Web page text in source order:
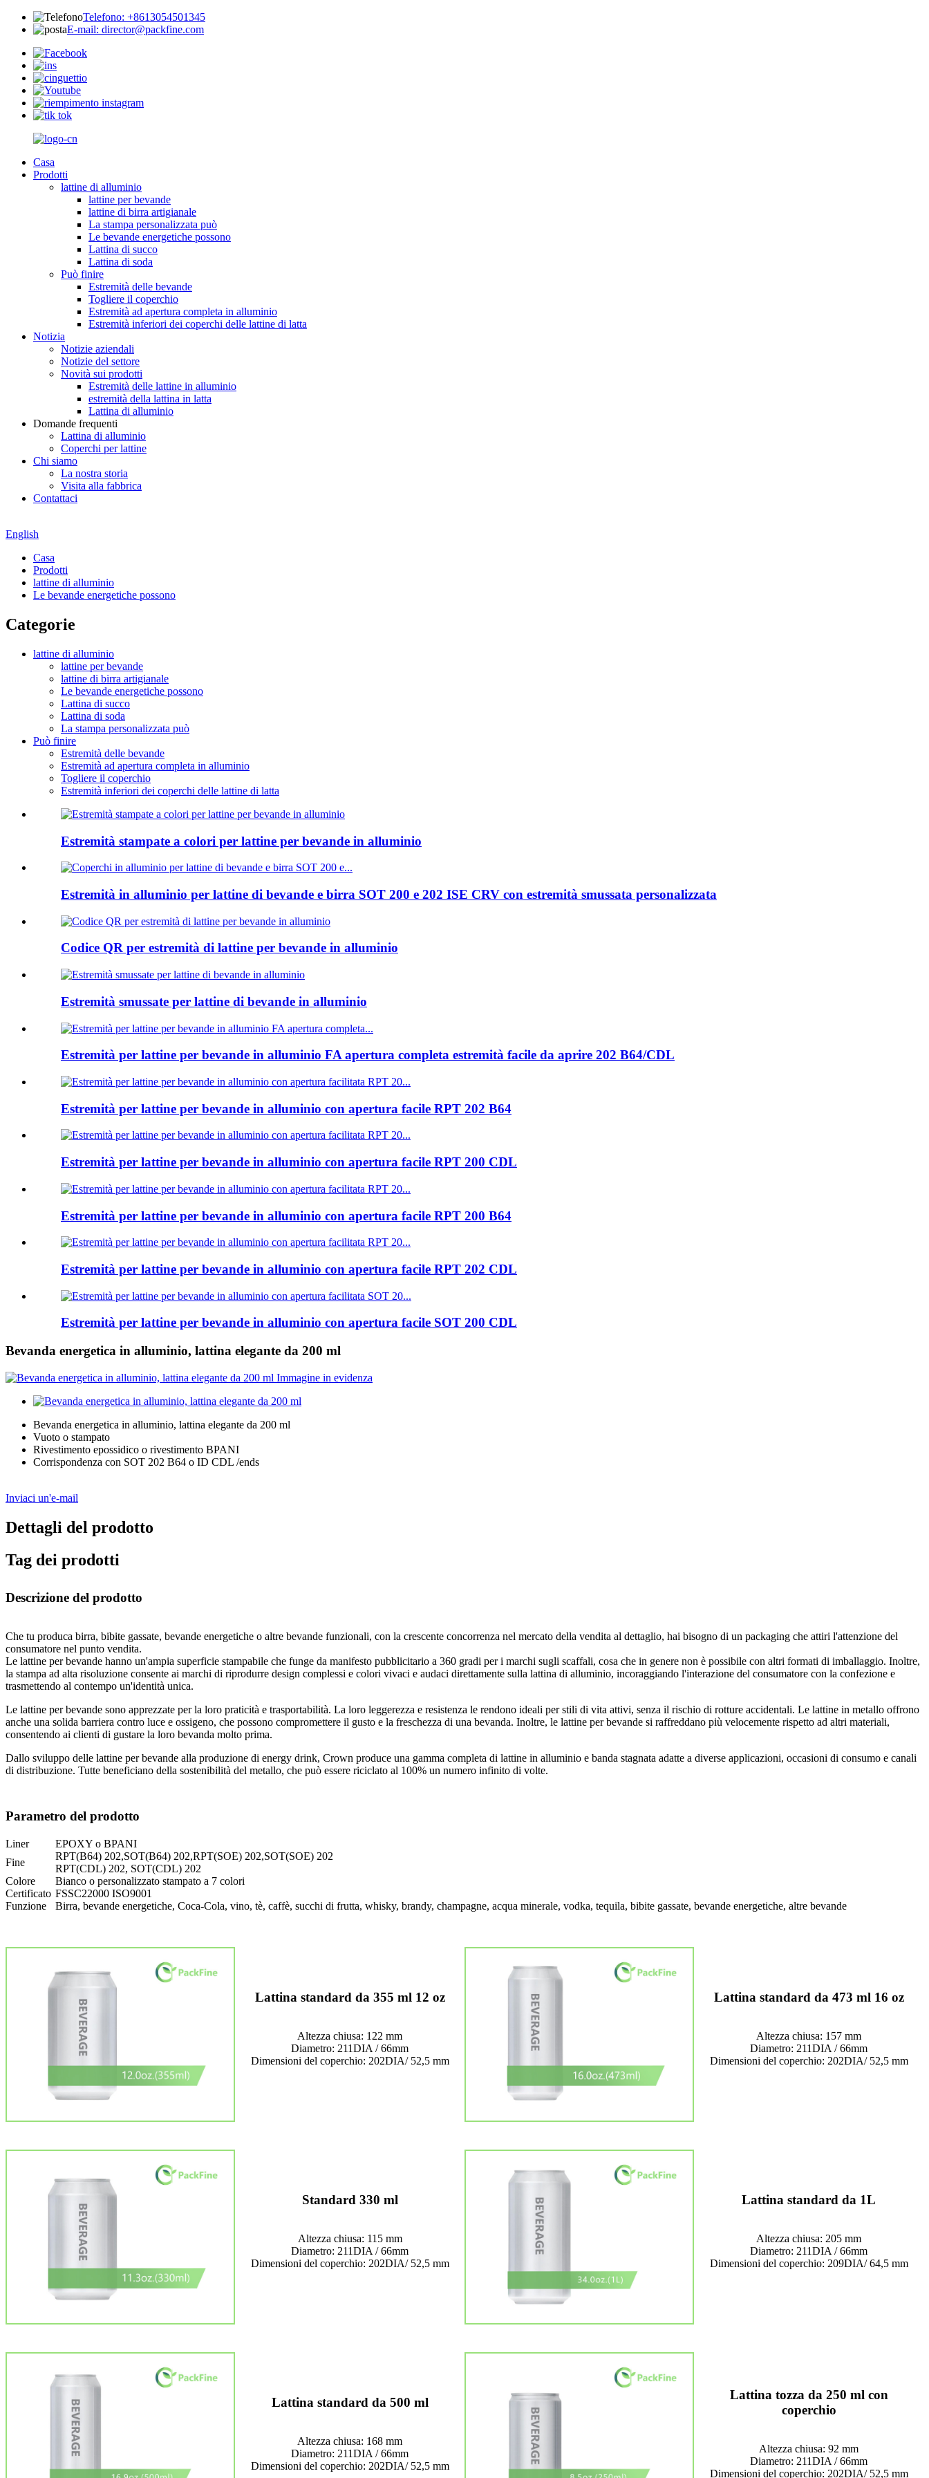
Telefono: +8613054501345
E-mail: director@packfine.com
Casa
Prodotti
lattine di alluminio
lattine per bevande
lattine di birra artigianale
La stampa personalizzata può
Le bevande energetiche possono
Lattina di succo
Lattina di soda
Può finire
Estremità delle bevande
Togliere il coperchio
Estremità ad apertura completa in alluminio
Estremità inferiori dei coperchi delle lattine di latta
Notizia
Notizie aziendali
Notizie del settore
Novità sui prodotti
Estremità delle lattine in alluminio
estremità della lattina in latta
Lattina di alluminio
Domande frequenti
Lattina di alluminio
Coperchi per lattine
Chi siamo
La nostra storia
Visita alla fabbrica
Contattaci
English
Casa
Prodotti
lattine di alluminio
Le bevande energetiche possono
Categorie
lattine di alluminio
lattine per bevande
lattine di birra artigianale
Le bevande energetiche possono
Lattina di succo
Lattina di soda
La stampa personalizzata può
Può finire
Estremità delle bevande
Estremità ad apertura completa in alluminio
Togliere il coperchio
Estremità inferiori dei coperchi delle lattine di latta
Estremità stampate a colori per lattine per bevande in alluminio
Estremità in alluminio per lattine di bevande e birra SOT 200 e 202 ISE CRV con estremità smussata personalizzata
Codice QR per estremità di lattine per bevande in alluminio
Estremità smussate per lattine di bevande in alluminio
Estremità per lattine per bevande in alluminio FA apertura completa estremità facile da aprire 202 B64/CDL
Estremità per lattine per bevande in alluminio con apertura facile RPT 202 B64
Estremità per lattine per bevande in alluminio con apertura facile RPT 200 CDL
Estremità per lattine per bevande in alluminio con apertura facile RPT 200 B64
Estremità per lattine per bevande in alluminio con apertura facile RPT 202 CDL
Estremità per lattine per bevande in alluminio con apertura facile SOT 200 CDL
Bevanda energetica in alluminio, lattina elegante da 200 ml
Bevanda energetica in alluminio, lattina elegante da 200 ml
Vuoto o stampato
Rivestimento epossidico o rivestimento BPANI
Corrispondenza con SOT 202 B64 o ID CDL /ends
Inviaci un'e-mail
Dettagli del prodotto
Tag dei prodotti
Descrizione del prodotto
Che tu produca birra, bibite gassate, bevande energetiche o altre bevande funzionali, con la crescente concorrenza nel mercato della vendita al dettaglio, hai bisogno di un packaging che attiri l'attenzione del
consumatore nel punto vendita.
Le lattine per bevande hanno un'ampia superficie stampabile che funge da manifesto pubblicitario a 360 gradi per i marchi sugli scaffali, cosa che in genere non è possibile con altri formati di imballaggio. Inoltre,
la stampa ad alta risoluzione consente ai marchi di riprodurre design complessi e colori vivaci e audaci direttamente sulla lattina di alluminio, incoraggiando l'interazione del consumatore con la confezione e
trasmettendo al contempo un'identità unica.
Le lattine per bevande sono apprezzate per la loro praticità e trasportabilità. La loro leggerezza e resistenza le rendono ideali per stili di vita attivi, senza il rischio di rotture accidentali. Le lattine in metallo offrono
anche una solida barriera contro luce e ossigeno, che possono compromettere il gusto e la freschezza di una bevanda. Inoltre, le lattine per bevande si raffreddano più velocemente rispetto ad altri materiali,
consentendo ai clienti di gustare la loro bevanda molto prima.
Dallo sviluppo delle lattine per bevande alla produzione di energy drink, Crown produce una gamma completa di lattine in alluminio e banda stagnata adatte a diverse applicazioni, occasioni di consumo e canali
di distribuzione. Tutte beneficiano della sostenibilità del metallo, che può essere riciclato al 100% un numero infinito di volte.
Parametro del prodotto
Liner
EPOXY o BPANI
Fine
RPT(B64) 202,SOT(B64) 202,RPT(SOE) 202,SOT(SOE) 202
RPT(CDL) 202, SOT(CDL) 202
Colore
Bianco o personalizzato stampato a 7 colori
Certificato FSSC22000 ISO9001
Funzione
Birra, bevande energetiche, Coca-Cola, vino, tè, caffè, succhi di frutta, whisky, brandy, champagne, acqua minerale, vodka, tequila, bibite gassate, bevande energetiche, altre bevande
Lattina standard da 355 ml 12 oz
Altezza chiusa: 122 mm
Diametro: 211DIA / 66mm
Dimensioni del coperchio: 202DIA/ 52,5 mm
Lattina standard da 473 ml 16 oz
Altezza chiusa: 157 mm
Diametro: 211DIA / 66mm
Dimensioni del coperchio: 202DIA/ 52,5 mm
Standard 330 ml
Altezza chiusa: 115 mm
Diametro: 211DIA / 66mm
Dimensioni del coperchio: 202DIA/ 52,5 mm
Lattina standard da 1L
Altezza chiusa: 205 mm
Diametro: 211DIA / 66mm
Dimensioni del coperchio: 209DIA/ 64,5 mm
Lattina standard da 500 ml
Altezza chiusa: 168 mm
Diametro: 211DIA / 66mm
Dimensioni del coperchio: 202DIA/ 52,5 mm
Lattina tozza da 250 ml con
coperchio
Altezza chiusa: 92 mm
Diametro: 211DIA / 66mm
Dimensioni del coperchio: 202DIA/ 52,5 mm